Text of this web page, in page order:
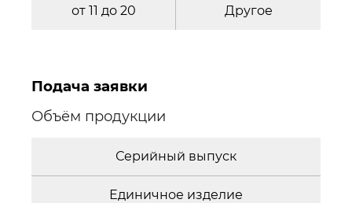
от 11 до 20 Другое
Подача заявки
Объём продукции
Серийный выпуск
Единичное изделие